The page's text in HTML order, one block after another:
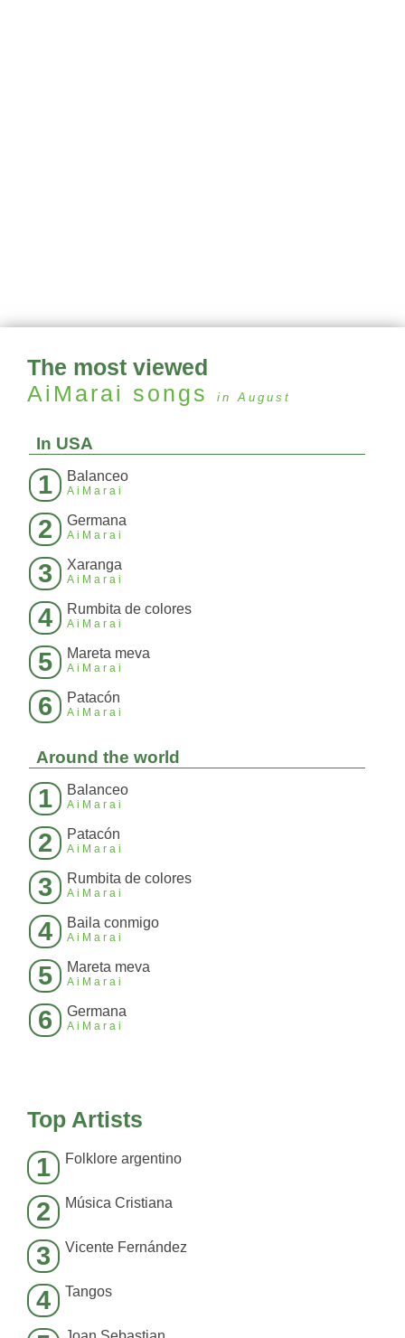
The most viewed
AiMarai songs in August
In USA
1 Balanceo
AiMarai
2 Germana
AiMarai
3 Xaranga
AiMarai
4 Rumbita de colores
AiMarai
5 Mareta meva
AiMarai
6 Patacón
AiMarai
Around the world
1 Balanceo
AiMarai
2 Patacón
AiMarai
3 Rumbita de colores
AiMarai
4 Baila conmigo
AiMarai
5 Mareta meva
AiMarai
6 Germana
AiMarai
Top Artists
1 Folklore argentino
2 Música Cristiana
3 Vicente Fernández
4 Tangos